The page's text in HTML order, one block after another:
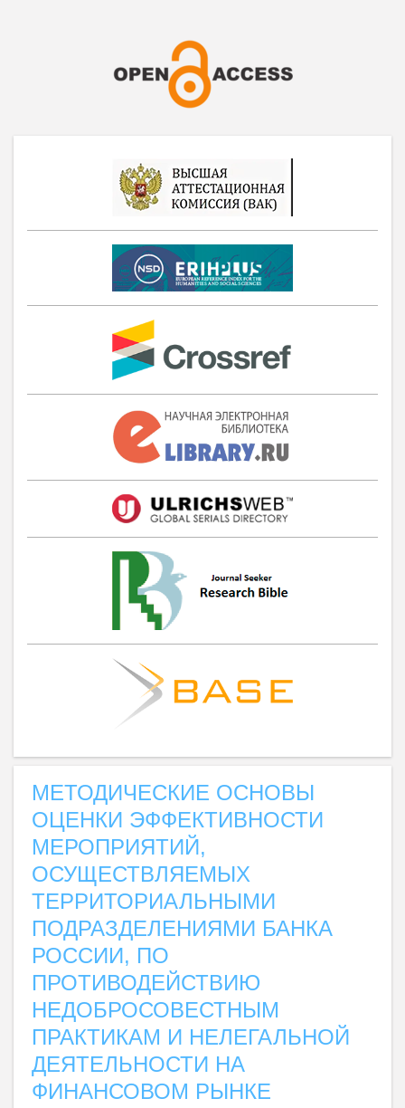
МЕТОДИЧЕСКИЕ ОСНОВЫ
ОЦЕНКИ ЭФФЕКТИВНОСТИ
МЕРОПРИЯТИЙ,
ОСУЩЕСТВЛЯЕМЫХ
ТЕРРИТОРИАЛЬНЫМИ
ПОДРАЗДЕЛЕНИЯМИ БАНКА
РОССИИ, ПО
ПРОТИВОДЕЙСТВИЮ
НЕДОБРОСОВЕСТНЫМ
ПРАКТИКАМ И НЕЛЕГАЛЬНОЙ
ДЕЯТЕЛЬНОСТИ НА
ФИНАНСОВОМ РЫНКЕ